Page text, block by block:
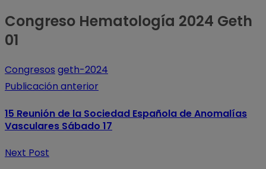
Congreso Hematología 2024 Geth
01
Congresos geth-2024
Publicación anterior
15 Reunión de la Sociedad Española de Anomalías
Vasculares Sábado 17
Next Post